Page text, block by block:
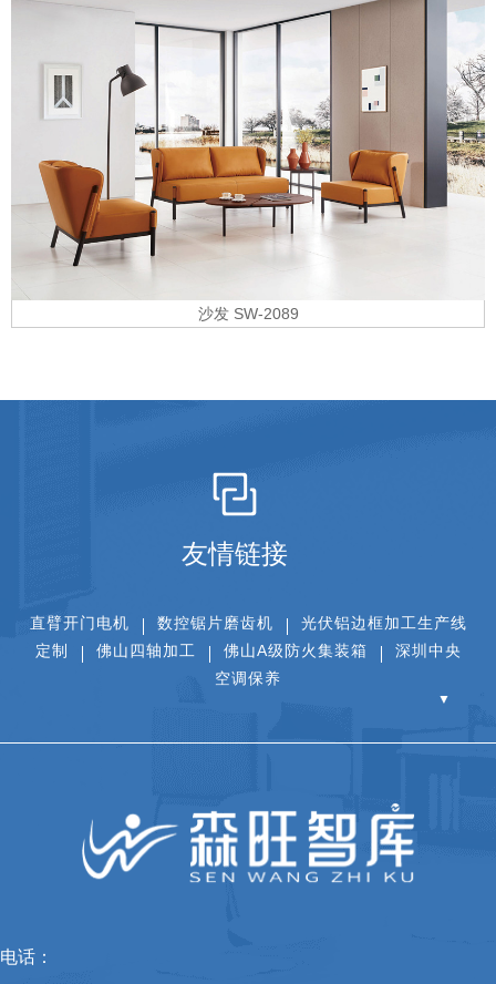
沙发 SW-2089
友情链接
直臂开门电机 数控锯片磨齿机
光伏铝边框加工生产线
定制
佛山四轴加工 佛山A级防火集装箱
深圳中央
空调保养
▼
电话：